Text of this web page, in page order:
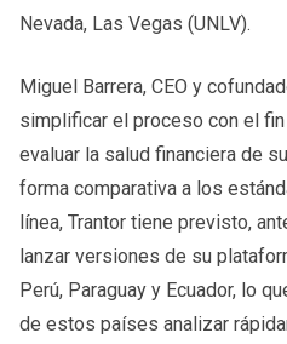
Nevada, Las Vegas (UNLV).
Miguel Barrera, CEO y
simplificar el proceso con el
evaluar la salud financiera de
forma comparativa a los
línea, Trantor tiene previsto,
lanzar versiones de su
Perú, Paraguay y Ecuador, lo
de estos países analizar